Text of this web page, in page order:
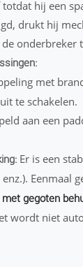
hij een
drukt hij
onderbreker
met
te schakelen.
aan een
Er is een
enz.). Eenmaal
gegoten
wordt niet